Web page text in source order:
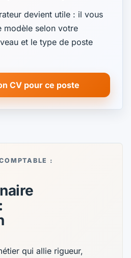
devient utile : il vous
modèle selon votre
et le type de poste
CV pour ce poste
:
qui allie rigueur,